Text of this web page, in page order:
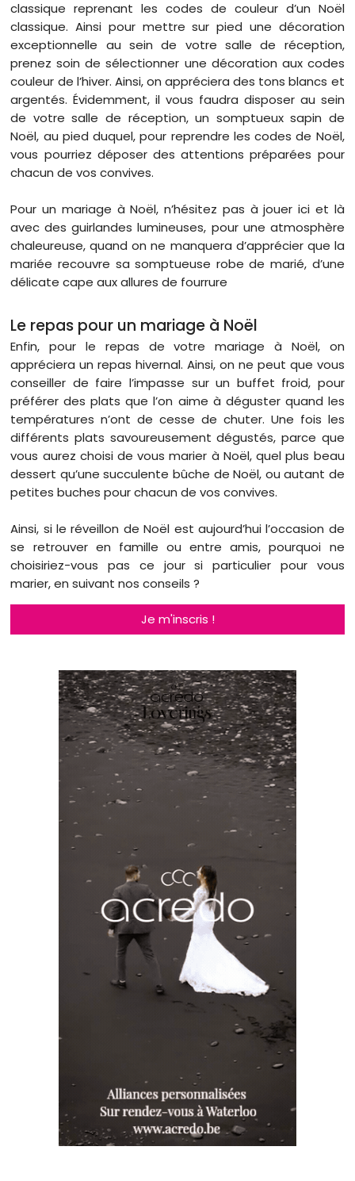
classique reprenant les codes de couleur d’un Noël
classique. Ainsi pour mettre sur pied une décoration
exceptionnelle au sein de votre salle de réception,
prenez soin de sélectionner une décoration aux codes
couleur de l’hiver. Ainsi, on appréciera des tons blancs et
argentés. Évidemment, il vous faudra disposer au sein
de votre salle de réception, un somptueux sapin de
Noël, au pied duquel, pour reprendre les codes de Noël,
vous pourriez déposer des attentions préparées pour
chacun de vos convives.
Pour un mariage à Noël, n’hésitez pas à jouer ici et là
avec des guirlandes lumineuses, pour une atmosphère
chaleureuse, quand on ne manquera d’apprécier que la
mariée recouvre sa somptueuse robe de marié, d’une
délicate cape aux allures de fourrure
Le repas pour un mariage à Noël
Enfin, pour le repas de votre mariage à Noël, on
appréciera un repas hivernal. Ainsi, on ne peut que vous
conseiller de faire l’impasse sur un buffet froid, pour
préférer des plats que l’on aime à déguster quand les
températures n’ont de cesse de chuter. Une fois les
différents plats savoureusement dégustés, parce que
vous aurez choisi de vous marier à Noël, quel plus beau
dessert qu’une succulente bûche de Noël, ou autant de
petites buches pour chacun de vos convives.
Ainsi, si le réveillon de Noël est aujourd’hui l’occasion de
se retrouver en famille ou entre amis, pourquoi ne
choisiriez-vous pas ce jour si particulier pour vous
marier, en suivant nos conseils ?
Je m'inscris !